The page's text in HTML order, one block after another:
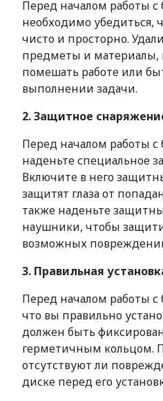
Перед началом работы с
необходимо убедиться,
чисто и просторно.
предметы и материалы,
помешать работе или
выполнении задачи.
2. Защитное
Перед началом работы с
наденьте специальное
Включите в него
защитят глаза от
также наденьте
наушники, чтобы
возможных
3. Правильная
Перед началом работы с
что вы правильно
должен быть
герметичным кольцом.
отсутствуют ли
диске перед его